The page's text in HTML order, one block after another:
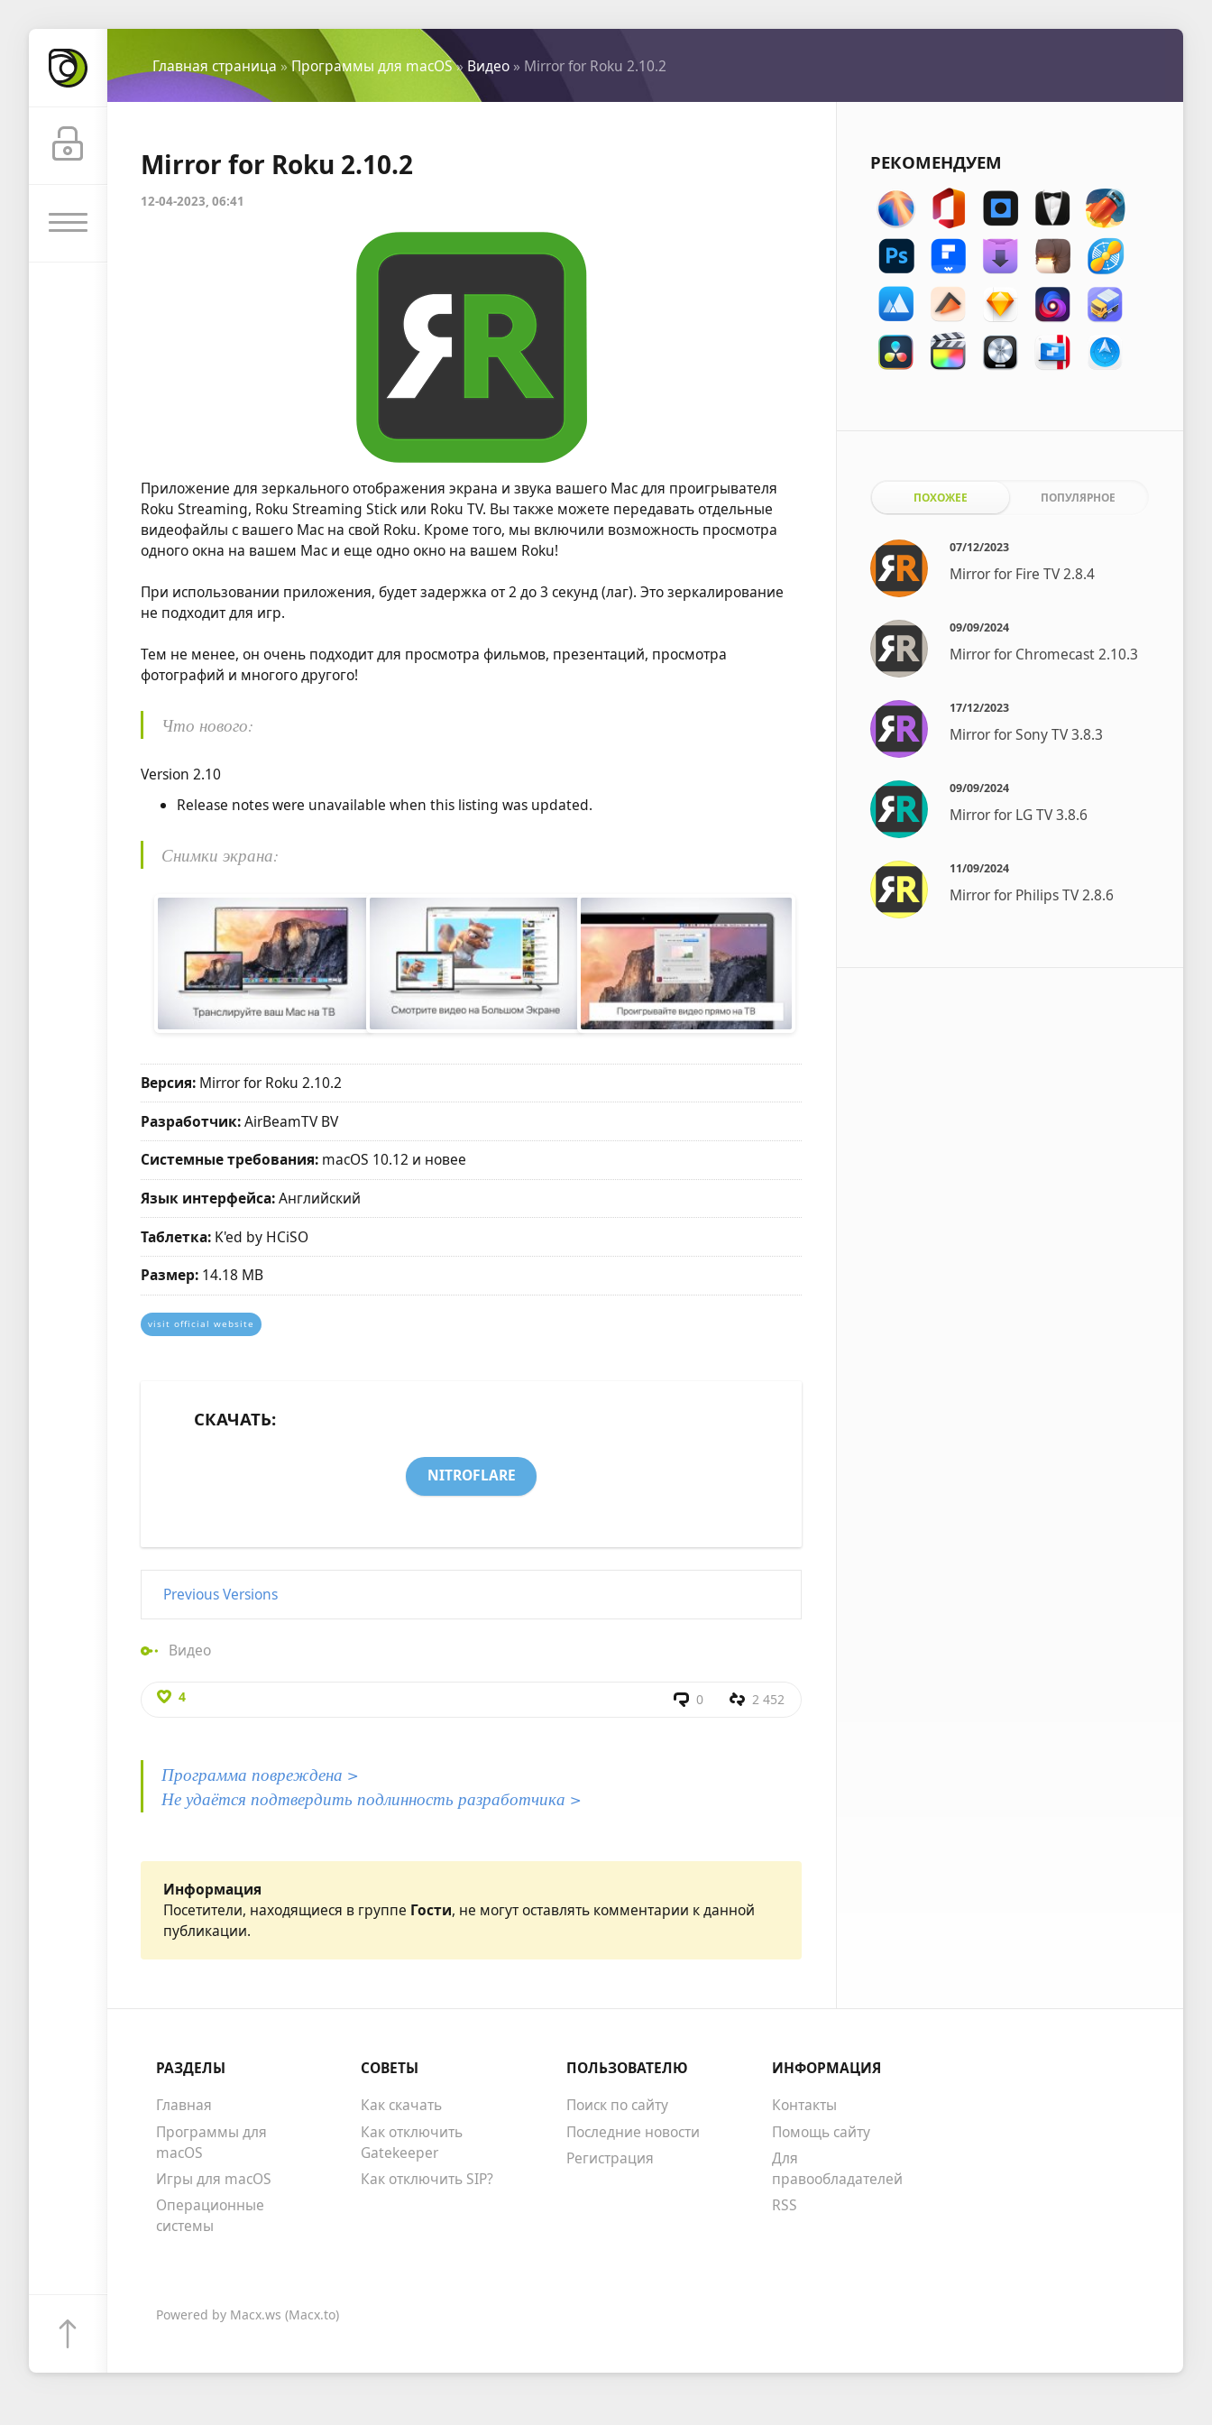
Главная страница »Программы для macOS» Видео» Mirror for Roku 2.10.2
Mirror for Roku 2.10.2
12-04-2023, 06:41
Приложение для зеркального отображения экрана и звука вашего Mac для проигрывателя
Roku Streaming, Roku Streaming Stick или Roku TV. Вы также можете передавать отдельные
видеофайлы с вашего Mac на свой Roku. Кроме того, мы включили возможность просмотра
одного окна на вашем Mac и еще одно окно на вашем Roku!
При использовании приложения, будет задержка от 2 до 3 секунд (лаг). Это зеркалирование
не подходит для игр.
Тем не менее, он очень подходит для просмотра фильмов, презентаций, просмотра
фотографий и многого другого!
Что нового:
Version 2.10
Release notes were unavailable when this listing was updated.
Снимки экрана:
Версия: Mirror for Roku 2.10.2
Разработчик:AirBeamTV BV
Системные требования: macOS 10.12 и новее
Язык интерфейса:Английский
Таблетка: K'ed by HCiSO
Размер: 14.18 MB
visit official website
СКАЧАТЬ:
NITROFLARE
Previous Versions
Видео
4 0 2 452
Программа повреждена >
Не удаётся подтвердить подлинность разработчика >
Информация
Посетители, находящиеся в группе Гости, не могут оставлять комментарии к данной
публикации.
РЕКОМЕНДУЕМ
ПОХОЖЕЕ ПОПУЛЯРНОЕ
07/12/2023
Mirror for Fire TV 2.8.4
09/09/2024
Mirror for Chromecast 2.10.3
17/12/2023
Mirror for Sony TV 3.8.3
09/09/2024
Mirror for LG TV 3.8.6
11/09/2024
Mirror for Philips TV 2.8.6
РАЗДЕЛЫ
Главная
Программы для
macOS
Игры для macOS
Операционные
системы
СОВЕТЫ
Как скачать
Как отключить
Gatekeeper
Как отключить SIP?
ПОЛЬЗОВАТЕЛЮ
Поиск по сайту
Последние новости
Регистрация
ИНФОРМАЦИЯ
Контакты
Помощь сайту
Для
правообладателей
RSS
Powered by Macx.ws (Macx.to)